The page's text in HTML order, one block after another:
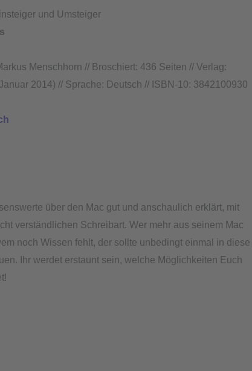
und Umsteiger
Menschhorn // Broschiert: 436 Seiten // Verlag:
2014) // Sprache: Deutsch // ISBN-10: 3842100930
über den Mac gut und anschaulich erklärt, mit
verständlichen Schreibart. Wer mehr aus seinem Mac
noch Wissen fehlt, der sollte unbedingt einmal in diese
Ihr werdet erstaunt sein, welche Möglichkeiten Euch